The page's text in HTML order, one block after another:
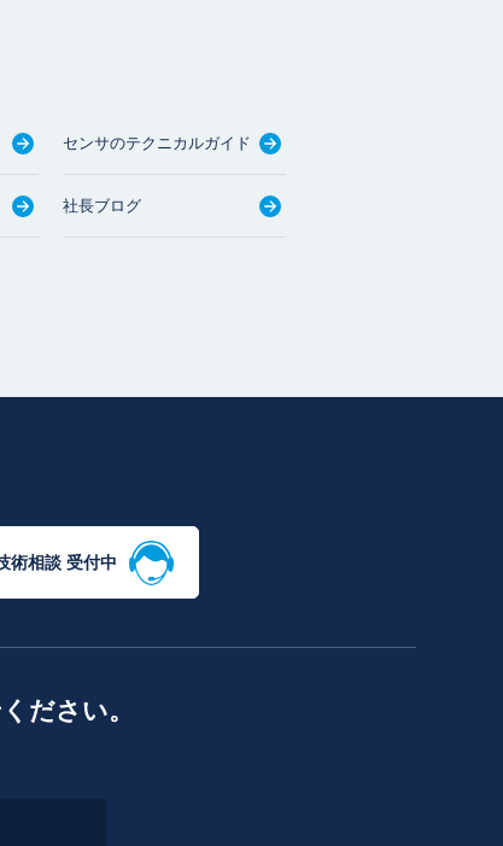
センサのテクニカルガイド
社長ブログ
術相談 受付中
ださい。